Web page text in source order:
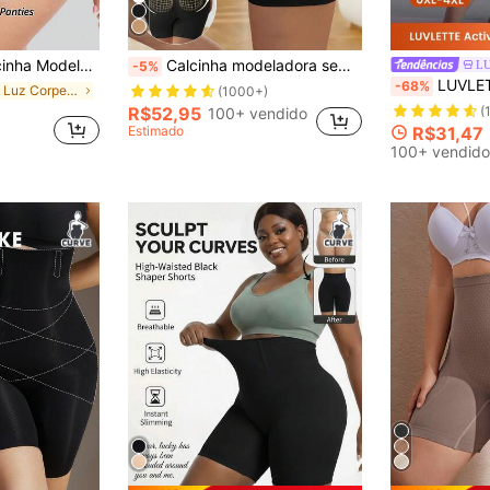
da Barriga, Levantamento do Bumbum, Suporte na Cintura, Cós Não Enrolável, Lingerie Modeladora
em Luz Corpetes e modeladores plus size
-5% Calcinha modeladora sem costura de cintura alta com controle de barriga, modelador de corpo, levantador de bunda, shorts modeladores, roupa íntima feminina modeladora
(1000+)
R$52,95 100+ vendido
Estimado
-68% LUVLETTE Shorts Legging Esportivos Plus
R$31,47
100+ vendido